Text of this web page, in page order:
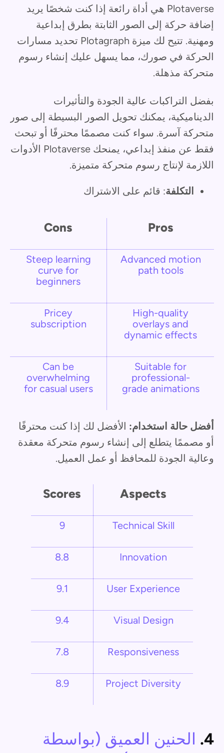
Plotaverse هي أداة رائعة إذا كنت شخصًا يريد
إضافة حركة إلى الصور الثابتة بطرق إبداعية
ومهنية. تتيح لك ميزة Plotagraph تحديد مسارات
الحركة في صورك، مما يسهل عليك إنشاء رسوم
متحركة مذهلة.
بفضل التراكبات عالية الجودة والتأثيرات
الديناميكية، يمكنك تحويل الصور البسيطة إلى صور
متحركة آسرة. سواء كنت مصممًا محترفًا أو تبحث
فقط عن منفذ إبداعي، يمنحك Plotaverse الأدوات
اللازمة لإنتاج رسوم متحركة متميزة.
التكلفة: قائم على الاشتراك
Pros
Cons
Advanced motion
path tools
Steep learning
curve for
beginners
High-quality
overlays and
dynamic effects
Pricey
subscription
Suitable for
professional-
grade animations
Can be
overwhelming
for casual users
أفضل حالة استخدام: الأفضل لك إذا كنت محترفًا
أو مصممًا يتطلع إلى إنشاء رسوم متحركة معقدة
وعالية الجودة للمحافظ أو عمل العميل.
Aspects
Scores
Technical Skill
9
Innovation
8.8
User Experience
9.1
Visual Design
9.4
Responsiveness
7.8
Project Diversity
8.9
4. الحنين العميق (بواسطة